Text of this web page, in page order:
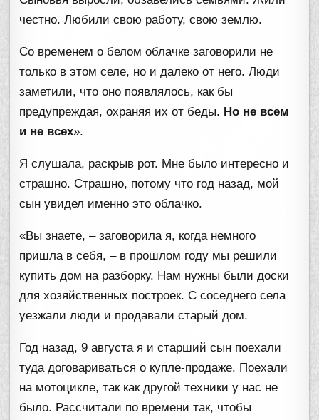
честно. Любили свою работу, свою землю.
Со временем о белом облачке заговорили не
только в этом селе, но и далеко от него. Люди
заметили, что оно появлялось, как бы
предупреждая, охраняя их от беды. Но не всем
и не всех».
Я слушала, раскрыв рот. Мне было интересно и
страшно. Страшно, потому что год назад, мой
сын увидел именно это облачко.
«Вы знаете, – заговорила я, когда немного
пришла в себя, – в прошлом году мы решили
купить дом на разборку. Нам нужны были доски
для хозяйственных построек. С соседнего села
уезжали люди и продавали старый дом.
Год назад, 9 августа я и старший сын поехали
туда договариваться о купле-продаже. Поехали
на мотоцикле, так как другой техники у нас не
было. Рассчитали по времени так, чтобы